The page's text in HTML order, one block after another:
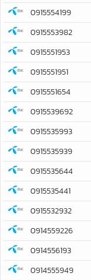
0915554199
0915553982
0915551953
0915551951
0915551654
0915539692
0915535993
0915535939
0915535644
0915535441
0915532932
0914559226
0914556193
0914555949